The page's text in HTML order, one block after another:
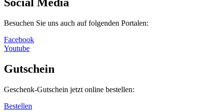
Social Media
Besuchen Sie uns auch auf folgenden Portalen:
Facebook
Youtube
Gutschein
Geschenk-Gutschein jetzt online bestellen:
Bestellen